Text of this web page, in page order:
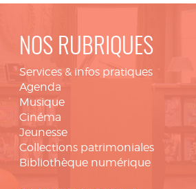
NOS RUBRIQUES
Services & infos pratiques
Agenda
Musique
Cinéma
Jeunesse
Collections patrimoniales
Bibliothèque numérique